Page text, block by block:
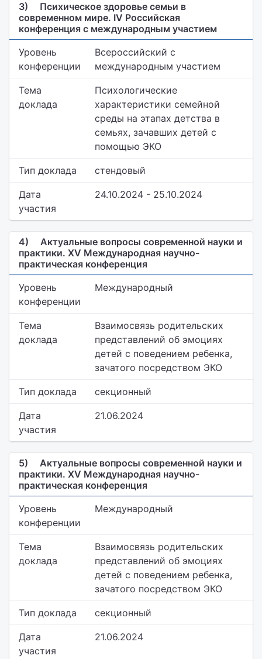
3)
Психическое здоровье семьи в
современном мире. IV Российская
конференция с международным участием
Уровень
конференции
Всероссийский с
международным участием
Тема
доклада
Психологические
характеристики семейной
среды на этапах детства в
семьях, зачавших детей с
помощью ЭКО
Тип доклада стендовый
Дата
участия
24.10.2024 - 25.10.2024
4)
Актуальные вопросы современной науки и
практики. XV Международная научно-
практическая конференция
Уровень
конференции
Международный
Тема
доклада
Взаимосвязь родительских
представлений об эмоциях
детей с поведением ребенка,
зачатого посредством ЭКО
Тип доклада секционный
Дата
участия
21.06.2024
5)
Актуальные вопросы современной науки и
практики. XV Международная научно-
практическая конференция
Уровень
конференции
Международный
Тема
доклада
Взаимосвязь родительских
представлений об эмоциях
детей с поведением ребенка,
зачатого посредством ЭКО
Тип доклада секционный
Дата
участия
21.06.2024